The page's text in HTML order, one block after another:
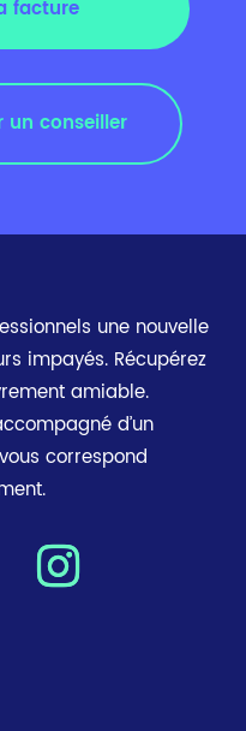
facture
un conseiller
une nouvelle
impayés. Récupérez
amiable.
d’un
correspond